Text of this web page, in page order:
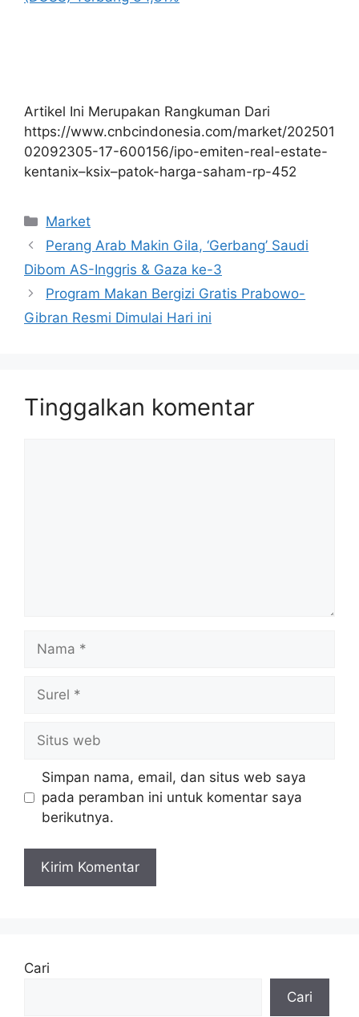
Artikel Ini Merupakan Rangkuman Dari
https://www.cnbcindonesia.com/market/202501
02092305-17-600156/ipo-emiten-real-estate-
kentanix–ksix–patok-harga-saham-rp-452
Kategori
Market
Perang Arab Makin Gila, ‘Gerbang’ Saudi
Dibom AS-Inggris & Gaza ke-3
Program Makan Bergizi Gratis Prabowo-
Gibran Resmi Dimulai Hari ini
Tinggalkan komentar
Nama
Surel
Situs
web
Simpan nama, email, dan situs web saya
pada peramban ini untuk komentar saya
berikutnya.
Cari
Cari